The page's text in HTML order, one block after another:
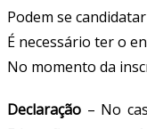
Podem se
É necessário ter o
No momento da
Declaração – No